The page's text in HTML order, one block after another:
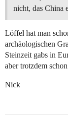
nicht, das China
Löffel hat man
archäologischen
Steinzeit gabs in
aber trotzdem
Nick